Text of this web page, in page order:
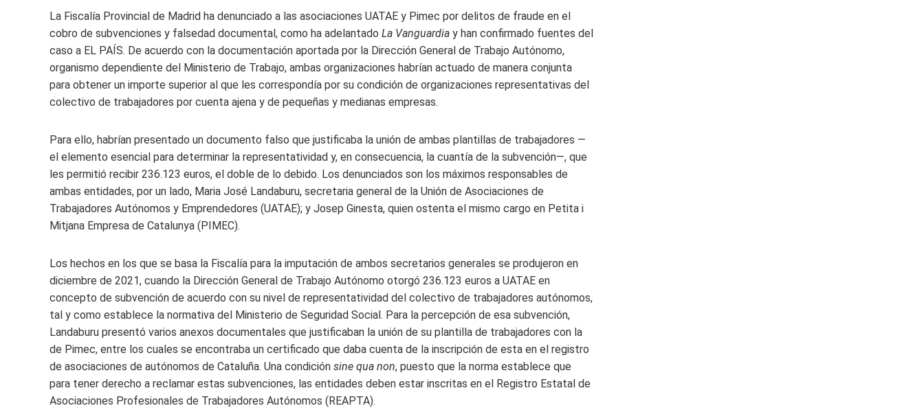
La Fiscalía Provincial de Madrid ha denunciado a las asociaciones UATAE y Pimec por delitos de fraude en el
cobro de subvenciones y falsedad documental, como ha adelantado La Vanguardia y han confirmado fuentes del
caso a EL PAÍS. De acuerdo con la documentación aportada por la Dirección General de Trabajo Autónomo,
organismo dependiente del Ministerio de Trabajo, ambas organizaciones habrían actuado de manera conjunta
para obtener un importe superior al que les correspondía por su condición de organizaciones representativas del
colectivo de trabajadores por cuenta ajena y de pequeñas y medianas empresas.
Para ello, habrían presentado un documento falso que justificaba la unión de ambas plantillas de trabajadores —
el elemento esencial para determinar la representatividad y, en consecuencia, la cuantía de la subvención—, que
les permitió recibir 236.123 euros, el doble de lo debido. Los denunciados son los máximos responsables de
ambas entidades, por un lado, Maria José Landaburu, secretaria general de la Unión de Asociaciones de
Trabajadores Autónomos y Emprendedores (UATAE); y Josep Ginesta, quien ostenta el mismo cargo en Petita i
Mitjana Empresa de Catalunya (PIMEC).
Los hechos en los que se basa la Fiscalía para la imputación de ambos secretarios generales se produjeron en
diciembre de 2021, cuando la Dirección General de Trabajo Autónomo otorgó 236.123 euros a UATAE en
concepto de subvención de acuerdo con su nivel de representatividad del colectivo de trabajadores autónomos,
tal y como establece la normativa del Ministerio de Seguridad Social. Para la percepción de esa subvención,
Landaburu presentó varios anexos documentales que justificaban la unión de su plantilla de trabajadores con la
de Pimec, entre los cuales se encontraba un certificado que daba cuenta de la inscripción de esta en el registro
de asociaciones de autónomos de Cataluña. Una condición sine qua non, puesto que la norma establece que
para tener derecho a reclamar estas subvenciones, las entidades deben estar inscritas en el Registro Estatal de
Asociaciones Profesionales de Trabajadores Autónomos (REAPTA).